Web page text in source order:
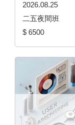
2026.08.25
二五夜間班
$ 6500